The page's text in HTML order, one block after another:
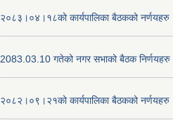
२०८३।०४।१८को कार्यपालिका बैठकको नर्णयहरु
2083.03.10 गतेको नगर सभाको बैठक निर्णयहरु
२०८२।०९।२१को कार्यपालिका बैठकको नर्णयहरु